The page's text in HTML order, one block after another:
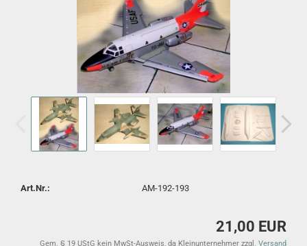
Art.Nr.: AM-192-193
21,00 EUR
Gem. § 19 UStG kein MwSt-Ausweis, da Kleinunternehmer zzgl. Versand